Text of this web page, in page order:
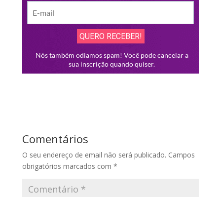
Comentários
O seu endereço de email não será publicado. Campos
obrigatórios marcados com *